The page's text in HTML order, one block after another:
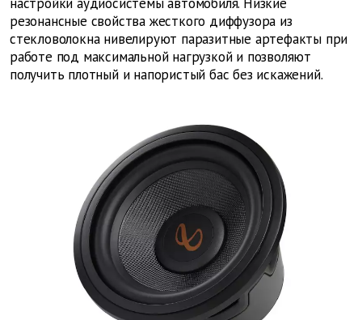
резонансные свойства жесткого диффузора из
стекловолокна нивелируют паразитные артефакты при
работе под максимальной нагрузкой и позволяют
получить плотный и напористый бас без искажений.